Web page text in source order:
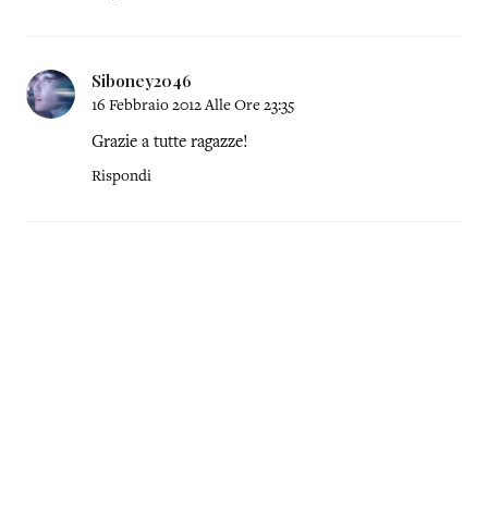
Siboney2046
16 Febbraio 2012 Alle Ore 23:35
Grazie a tutte ragazze!
Rispondi